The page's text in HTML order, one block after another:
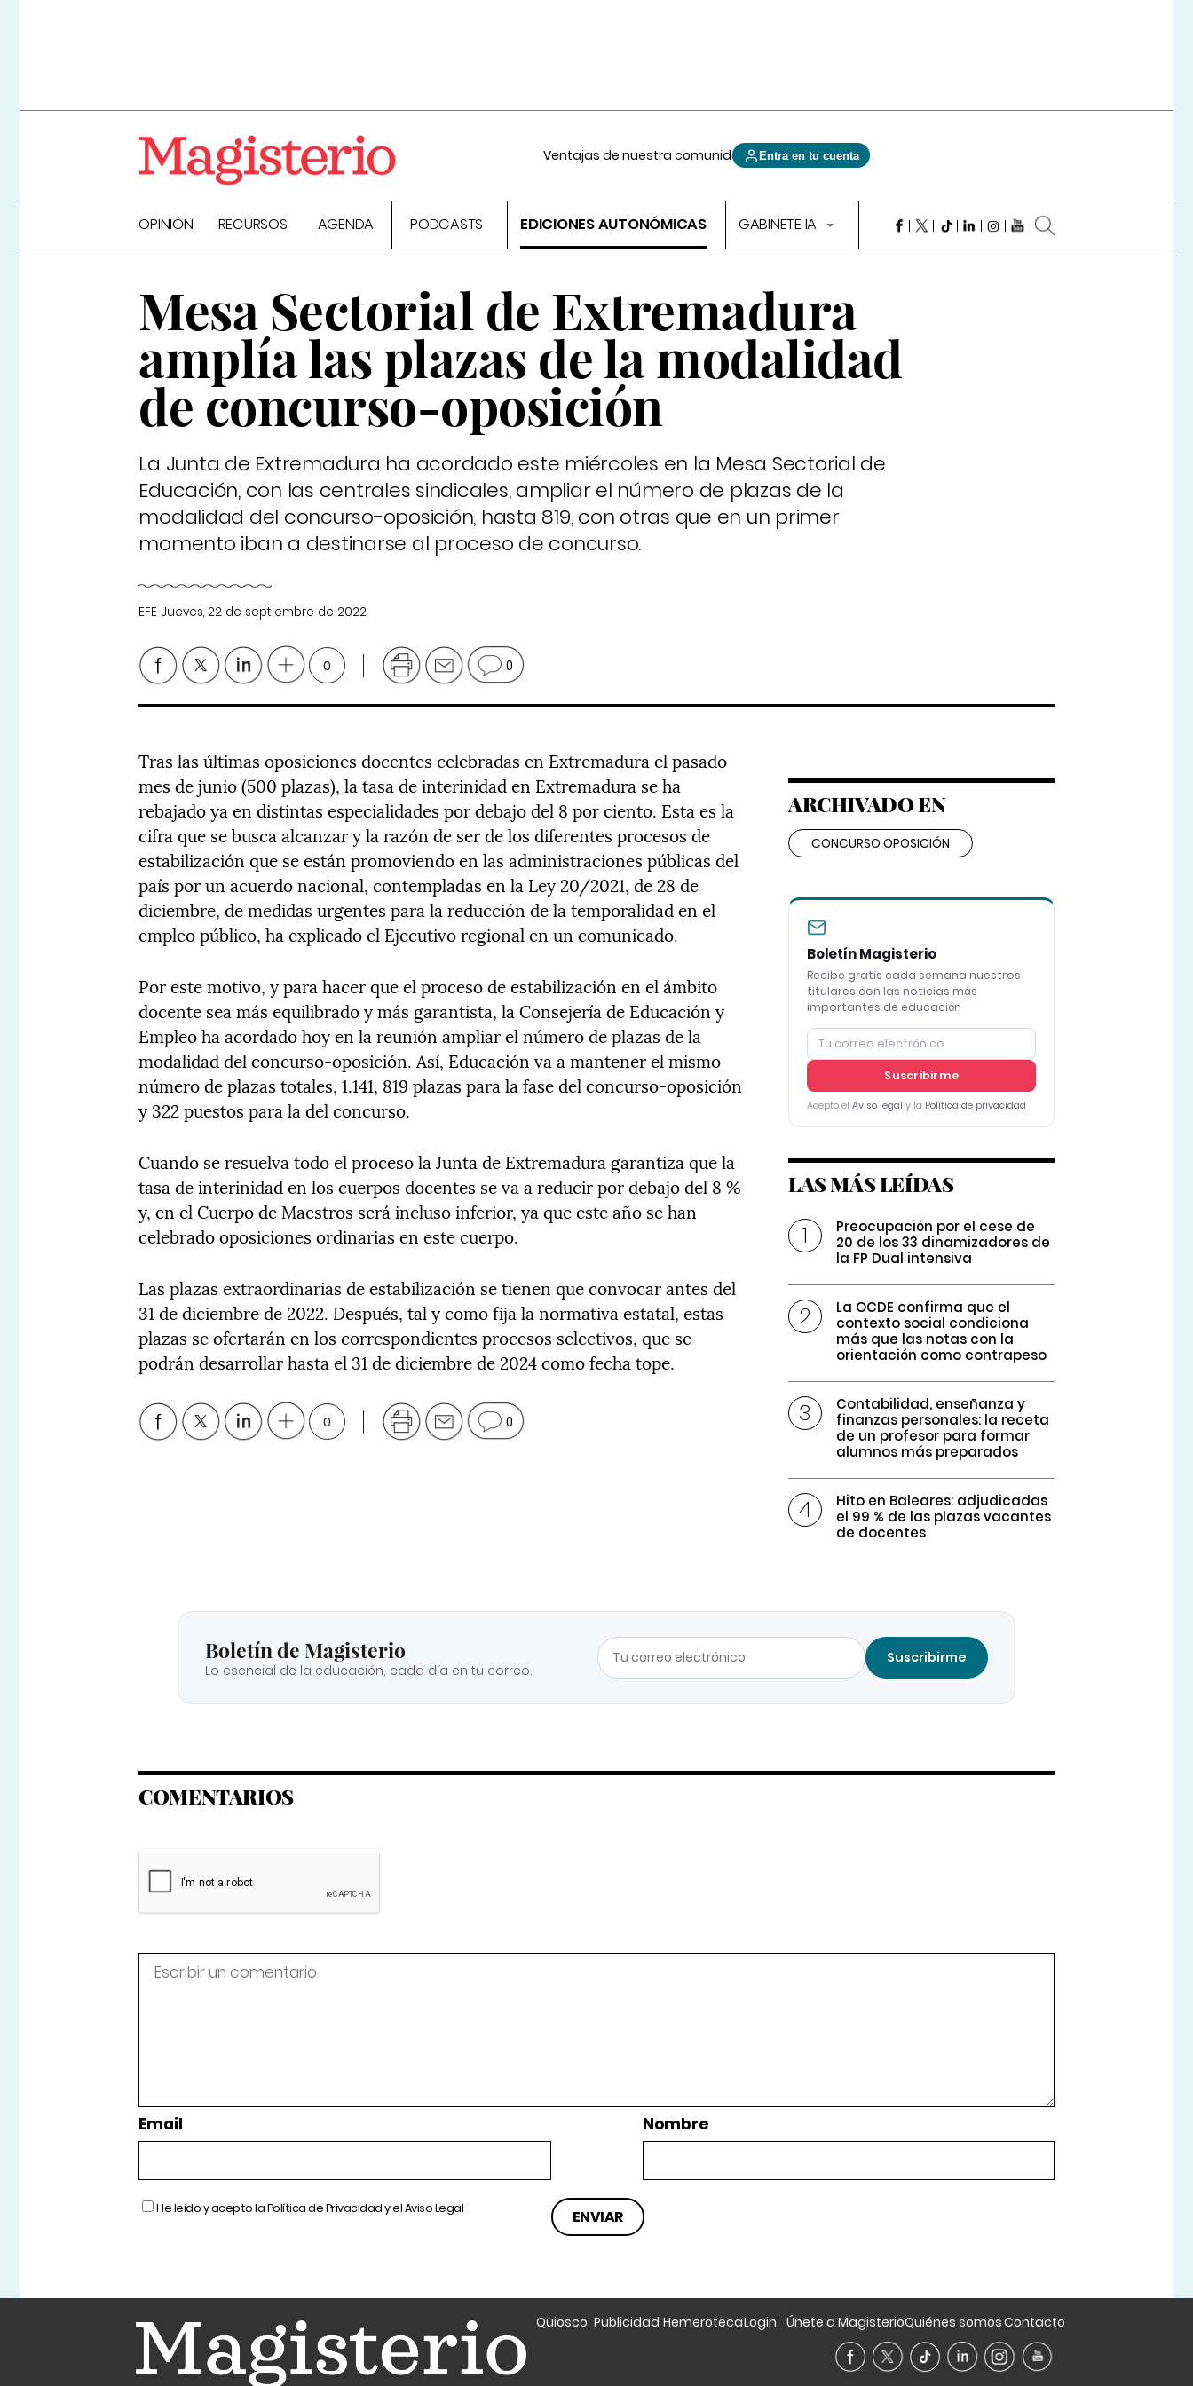
Ventajas de nuestra comunidad Entra en tu cuenta
OPINIÓN RECURSOS AGENDA PODCASTS EDICIONES AUTONÓMICAS GABINETE IA
Mesa Sectorial de Extremadura
amplía las plazas de la modalidad
de concurso-oposición
La Junta de Extremadura ha acordado este miércoles en la Mesa Sectorial de
Educación, con las centrales sindicales, ampliar el número de plazas de la
modalidad del concurso-oposición, hasta 819, con otras que en un primer
momento iban a destinarse al proceso de concurso.
EFE Jueves, 22 de septiembre de 2022
0 0
Tras las últimas oposiciones docentes celebradas en Extremadura el pasado
mes de junio (500 plazas), la tasa de interinidad en Extremadura se ha
rebajado ya en distintas especialidades por debajo del 8 por ciento. Esta es la
cifra que se busca alcanzar y la razón de ser de los diferentes procesos de
estabilización que se están promoviendo en las administraciones públicas del
país por un acuerdo nacional, contempladas en la Ley 20/2021, de 28 de
diciembre, de medidas urgentes para la reducción de la temporalidad en el
empleo público, ha explicado el Ejecutivo regional en un comunicado.
Por este motivo, y para hacer que el proceso de estabilización en el ámbito
docente sea más equilibrado y más garantista, la Consejería de Educación y
Empleo ha acordado hoy en la reunión ampliar el número de plazas de la
modalidad del concurso-oposición. Así, Educación va a mantener el mismo
número de plazas totales, 1.141, 819 plazas para la fase del concurso-oposición
y 322 puestos para la del concurso.
Cuando se resuelva todo el proceso la Junta de Extremadura garantiza que la
tasa de interinidad en los cuerpos docentes se va a reducir por debajo del 8 %
y, en el Cuerpo de Maestros será incluso inferior, ya que este año se han
celebrado oposiciones ordinarias en este cuerpo.
Las plazas extraordinarias de estabilización se tienen que convocar antes del
31 de diciembre de 2022. Después, tal y como fija la normativa estatal, estas
plazas se ofertarán en los correspondientes procesos selectivos, que se
podrán desarrollar hasta el 31 de diciembre de 2024 como fecha tope.
0 0
ARCHIVADO EN
CONCURSO OPOSICIÓN
Boletín Magisterio
Recibe gratis cada semana nuestros
titulares con las noticias más
importantes de educación
Suscribirme
Acepto el Aviso legal y la Política de privacidad
LAS MÁS LEÍDAS
Preocupación por el cese de
20 de los 33 dinamizadores de
la FP Dual intensiva
La OCDE confirma que el
contexto social condiciona
más que las notas con la
orientación como contrapeso
Contabilidad, enseñanza y
finanzas personales: la receta
de un profesor para formar
alumnos más preparados
Hito en Baleares: adjudicadas
el 99 % de las plazas vacantes
de docentes
Boletín de Magisterio
Lo esencial de la educación, cada día en tu correo.
Suscribirme
COMENTARIOS
Email Nombre
He leído y acepto laPolítica de Privacidady elAviso Legal
Quiosco Publicidad HemerotecaLogin Únete a MagisterioQuiénes somosContacto